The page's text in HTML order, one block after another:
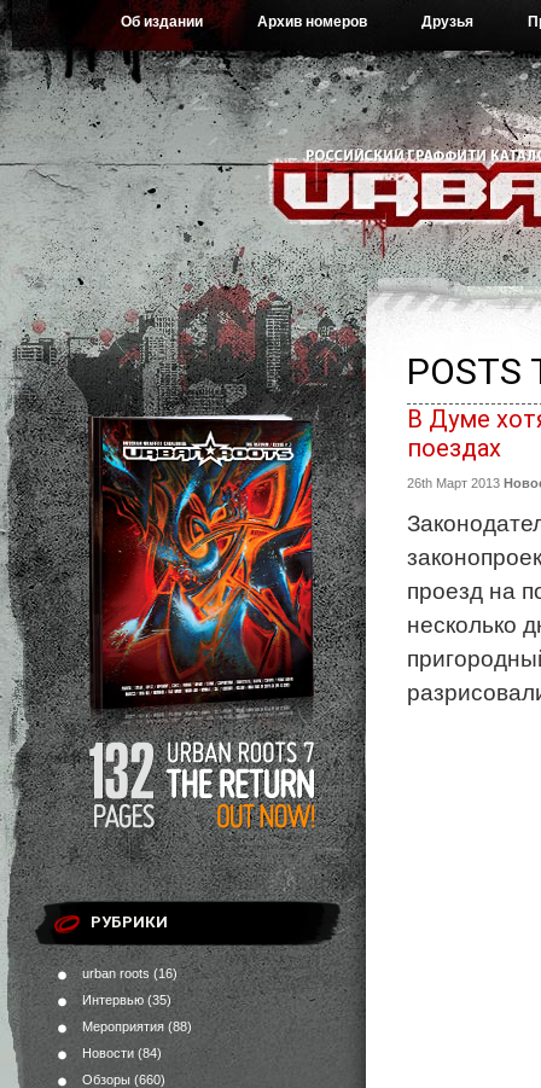
Об издании Архив номеров Друзья
РУБРИКИ
urban roots (16)
Интервью (35)
Мероприятия (88)
Новости (84)
Обзоры (660)
В Думе
поездах
26th Март 2013
проезд на
несколько